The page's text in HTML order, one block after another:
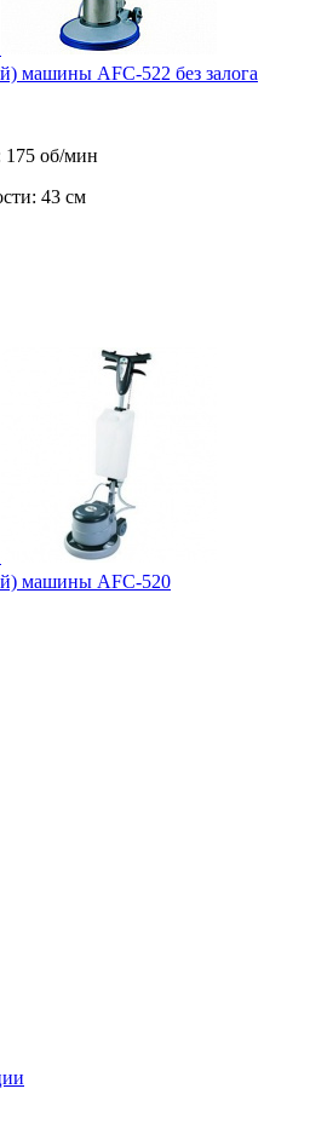
машины AFC-522 без залога
175 об/мин
43 см
машины AFC-520